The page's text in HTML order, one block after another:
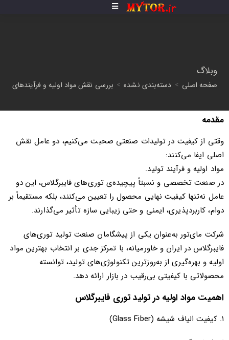
وبلاگ
صفحه اصلی > دسته‌بندی نشده > بررسی نقش مواد اولیه و فرآیندهای
مقدمه
وقتی از کیفیت در تولیدات صنعتی صحبت می‌کنیم، دو عامل نقش
اصلی ایفا می‌کنند:
مواد اولیه و فرآیند تولید.
در صنعت تخصصی و نسبتاً پیچیده‌ی توری‌های فایبرگلاس، این دو
عامل نه‌تنها کیفیت نهایی محصول را تعیین می‌کنند، بلکه مستقیماً بر
دوام، کاربردپذیری، ایمنی و حتی زیبایی سازه تأثیر می‌گذارند.
شرکت مای‌تور به‌عنوان یکی از پیشگامان صنعت تولید توری‌های
فایبرگلاس در ایران و خاورمیانه، با تمرکز جدی بر انتخاب بهترین مواد
اولیه و بهره‌گیری از به‌روزترین تکنولوژی‌های تولید، توانسته
محصولاتی با کیفیتی بی‌رقیب در بازار ارائه دهد.
اهمیت مواد اولیه در تولید توری فایبرگلاس
۱. کیفیت الیاف شیشه (Glass Fiber)